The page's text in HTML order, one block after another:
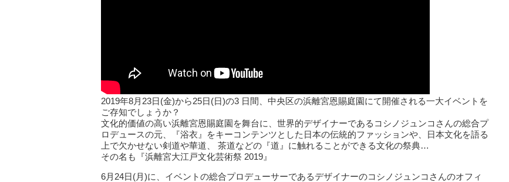
2019年8月23日(金)から25日(日)の3 日間、中央区の浜離宮恩賜庭園にて開催される一大イベントを
ご存知でしょうか？
文化的価値の高い浜離宮恩賜庭園を舞台に、世界的デザイナーであるコシノジュンコさんの総合プ
ロデュースの元、『浴衣』をキーコンテンツとした日本の伝統的ファッションや、日本文化を語る
上で欠かせない剣道や華道、 茶道などの『道』に触れることができる文化の祭典…
その名も『浜離宮大江戸文化芸術祭 2019』
6月24日(月)に、イベントの総合プロデューサーであるデザイナーのコシノジュンコさんのオフィ